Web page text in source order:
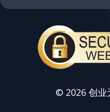
© 2026 创